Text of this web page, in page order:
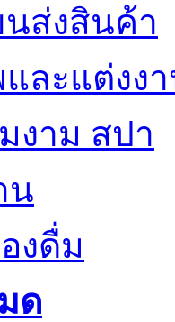
ส่งสินค้า
ละแต่งง
งาม สปา
น
งดื่ม
ด